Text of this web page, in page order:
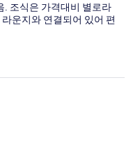
. 조식은 가격대비 별로라
운지와 연결되어 있어 편